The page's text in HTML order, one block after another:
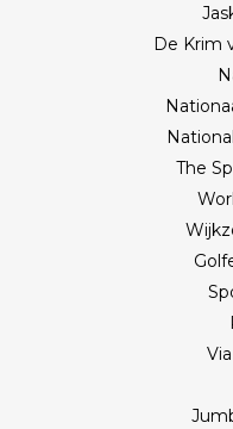
De Krim
The